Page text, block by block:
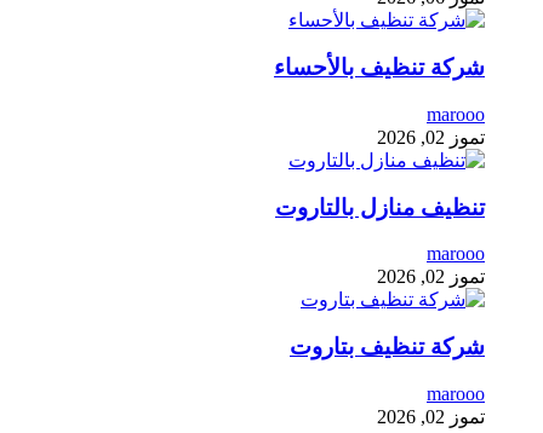
شركة تنظيف بالأحساء
marooo
تموز 02, 2026
تنظيف منازل بالتاروت
marooo
تموز 02, 2026
شركة تنظيف بتاروت
marooo
تموز 02, 2026